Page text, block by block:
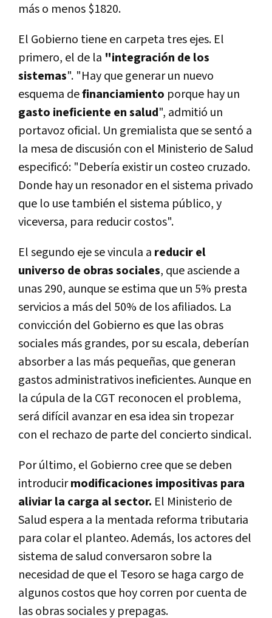
más o menos $1820.
El Gobierno tiene en carpeta tres ejes. El
primero, el de la "integración de los
sistemas". "Hay que generar un nuevo
esquema definanciamiento porque hay un
gasto ineficiente en salud", admitió un
portavoz oficial. Un gremialista que se sentó a
la mesa de discusión con el Ministerio de Salud
especificó: "Debería existir un costeo cruzado.
Donde hay un resonador en el sistema privado
que lo use también el sistema público, y
viceversa, para reducir costos".
El segundo eje se vincula a reducir el
universo de obras sociales, que asciende a
unas 290, aunque se estima que un 5% presta
servicios a más del 50% de los afiliados. La
convicción del Gobierno es que las obras
sociales más grandes, por su escala, deberían
absorber a las más pequeñas, que generan
gastos administrativos ineficientes. Aunque en
la cúpula de la CGT reconocen el problema,
será difícil avanzar en esa idea sin tropezar
con el rechazo de parte del concierto sindical.
Por último, el Gobierno cree que se deben
introducirmodificaciones impositivas para
aliviar la carga al sector. El Ministerio de
Salud espera a la mentada reforma tributaria
para colar el planteo. Además, los actores del
sistema de salud conversaron sobre la
necesidad de que el Tesoro se haga cargo de
algunos costos que hoy corren por cuenta de
las obras sociales y prepagas.